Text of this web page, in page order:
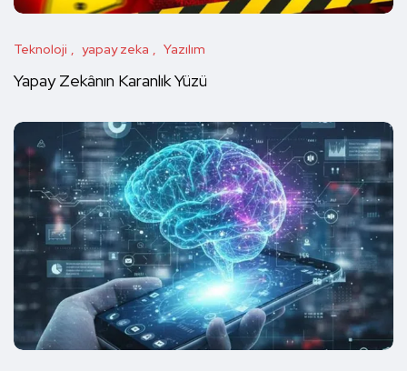
Teknoloji yapay zeka Yazılım
Yapay Zekânın Karanlık Yüzü